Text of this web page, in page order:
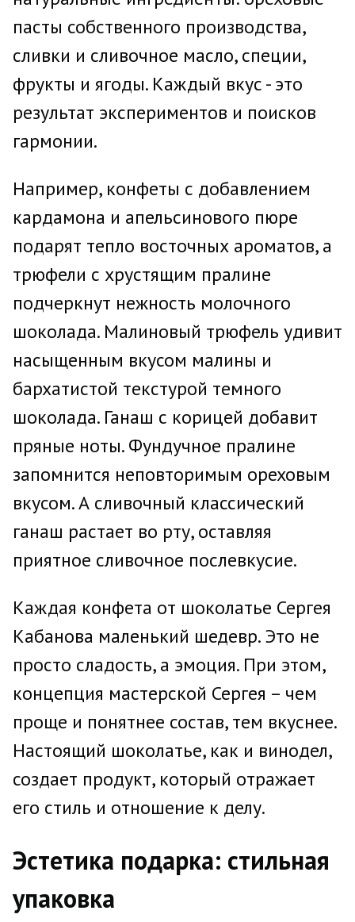
пасты собственного производства,
сливки и сливочное масло, специи,
фрукты и ягоды. Каждый вкус - это
результат экспериментов и поисков
гармонии.
Например, конфеты с добавлением
кардамона и апельсинового пюре
подарят тепло восточных ароматов, а
трюфели с хрустящим пралине
подчеркнут нежность молочного
шоколада. Малиновый трюфель удивит
насыщенным вкусом малины и
бархатистой текстурой темного
шоколада. Ганаш с корицей добавит
пряные ноты. Фундучное пралине
запомнится неповторимым ореховым
вкусом. А сливочный классический
ганаш растает во рту, оставляя
приятное сливочное послевкусие.
Каждая конфета от шоколатье Сергея
Кабанова маленький шедевр. Это не
просто сладость, а эмоция. При этом,
концепция мастерской Сергея – чем
проще и понятнее состав, тем вкуснее.
Настоящий шоколатье, как и винодел,
создает продукт, который отражает
его стиль и отношение к делу.
Эстетика подарка: стильная
упаковка